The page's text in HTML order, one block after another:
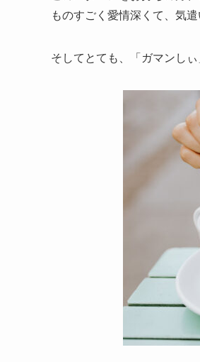
ものすごく愛情深くて、気遣
そしてとても、「ガマンし